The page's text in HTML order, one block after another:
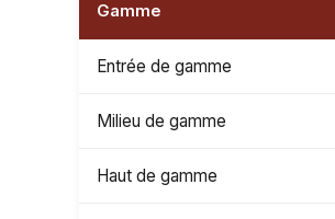
Gamme
Entrée de gamme
Milieu de gamme
Haut de gamme